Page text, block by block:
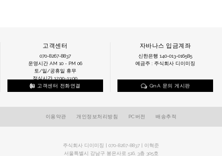
고객센터
070-8267-8837
운영시간 AM 10 - PM 06
토/일/공휴일 휴무
점심시간 12:00~13:00
고객센터 전화연결
자바나스 입금계좌
신한은행 140-013-016585
예금주 : 주식회사 디이미징
QnA 문의 게시판
이용약관 개인정보처리방침 PC버전 배송추적
주식회사 디이미징 | 070-8267-8837 | 이혁준
서울특별시 강남구 봉은사로 516, 3층 305호